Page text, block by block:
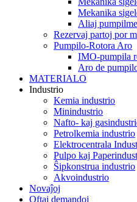
Mekanika
Aliaj
Rezervaj partoj por
Pumpilo-Rotora Aro
IMO-pumpila
Aro de
MATERIALO
Industrio
Kemia industrio
Minindustrio
Nafto- kaj
Petrolkemia industrio
Elektrocentrala
Pulpo kaj
Ŝipkonstrua industrio
Akvoindustrio
Novaĵoj
Oftaj demandoj